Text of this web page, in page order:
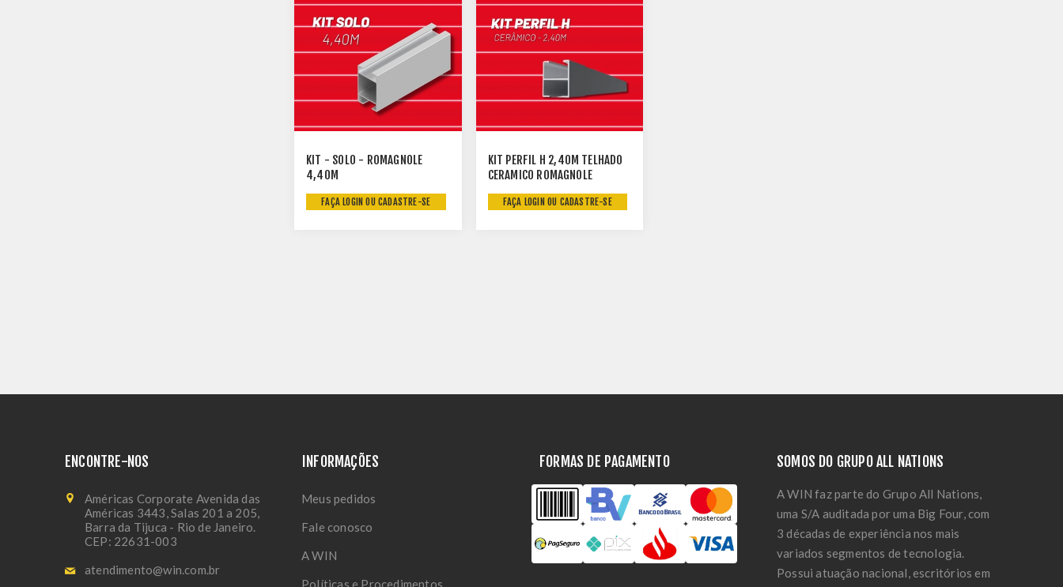
KIT - SOLO - ROMAGNOLE
4,40M
FAÇA LOGIN OU CADASTRE-SE
KIT PERFIL H 2,40M TELHADO
CERAMICO ROMAGNOLE
FAÇA LOGIN OU CADASTRE-SE
ENCONTRE-NOS
Américas Corporate Avenida das
Américas 3443, Salas 201 a 205,
Barra da Tijuca - Rio de Janeiro.
CEP: 22631-003
atendimento@win.com.br
INFORMAÇÕES
Meus pedidos
Fale conosco
A WIN
Políticas e Procedimentos
FORMAS DE PAGAMENTO SOMOS DO GRUPO ALL NATIONS
A WIN faz parte do Grupo All Nations,
uma S/A auditada por uma Big Four, com
3 décadas de experiência nos mais
variados segmentos de tecnologia.
Possui atuação nacional, escritórios em